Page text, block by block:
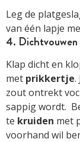
Leg de
van één lapje
4. Dichtvouwen
Klap dicht en
met prikkertje.
zout ontrekt
sappig wordt.
te kruiden met
voorhand wil